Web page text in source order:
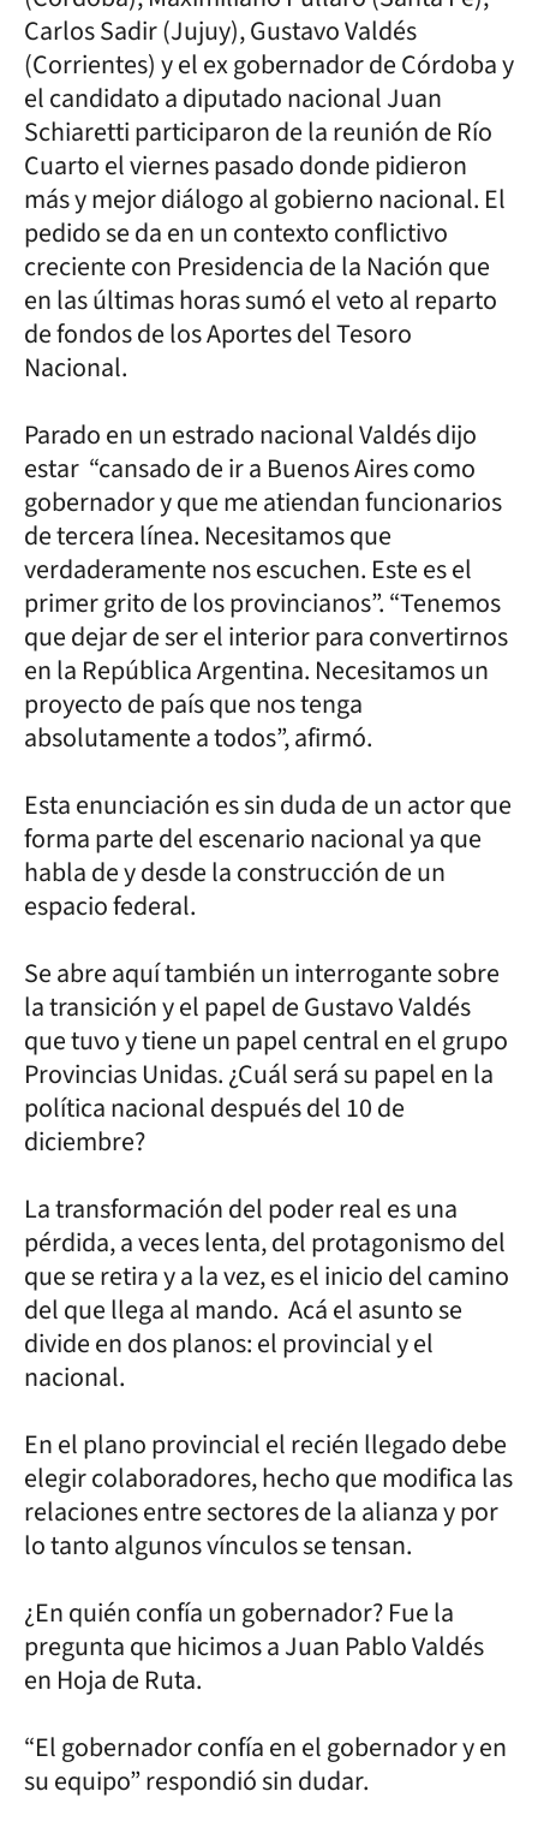
Carlos Sadir (Jujuy), Gustavo Valdés
(Corrientes) y el ex gobernador de Córdoba y
el candidato a diputado nacional Juan
Schiaretti participaron de la reunión de Río
Cuarto el viernes pasado donde pidieron
más y mejor diálogo al gobierno nacional. El
pedido se da en un contexto conflictivo
creciente con Presidencia de la Nación que
en las últimas horas sumó el veto al reparto
de fondos de los Aportes del Tesoro
Nacional.
Parado en un estrado nacional Valdés dijo
estar “cansado de ir a Buenos Aires como
gobernador y que me atiendan funcionarios
de tercera línea. Necesitamos que
verdaderamente nos escuchen. Este es el
primer grito de los provincianos”. “Tenemos
que dejar de ser el interior para convertirnos
en la República Argentina. Necesitamos un
proyecto de país que nos tenga
absolutamente a todos”, afirmó.
Esta enunciación es sin duda de un actor que
forma parte del escenario nacional ya que
habla de y desde la construcción de un
espacio federal.
Se abre aquí también un interrogante sobre
la transición y el papel de Gustavo Valdés
que tuvo y tiene un papel central en el grupo
Provincias Unidas. ¿Cuál será su papel en la
política nacional después del 10 de
diciembre?
La transformación del poder real es una
pérdida, a veces lenta, del protagonismo del
que se retira y a la vez, es el inicio del camino
del que llega al mando. Acá el asunto se
divide en dos planos: el provincial y el
nacional.
En el plano provincial el recién llegado debe
elegir colaboradores, hecho que modifica las
relaciones entre sectores de la alianza y por
lo tanto algunos vínculos se tensan.
¿En quién confía un gobernador? Fue la
pregunta que hicimos a Juan Pablo Valdés
en Hoja de Ruta.
“El gobernador confía en el gobernador y en
su equipo” respondió sin dudar.